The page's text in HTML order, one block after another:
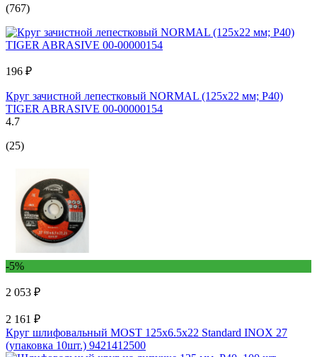
(767)
196 ₽
Круг зачистной лепестковый NORMAL (125х22 мм; P40)
TIGER ABRASIVE 00-00000154
4.7
(25)
-5%
2 053 ₽
2 161 ₽
Круг шлифовальный MOST 125x6.5x22 Standard INOX 27
(упаковка 10шт.) 9421412500